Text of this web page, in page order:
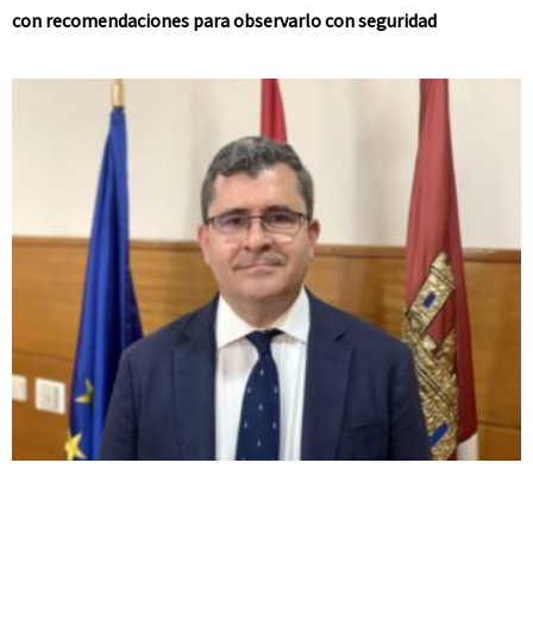
con recomendaciones para observarlo con seguridad